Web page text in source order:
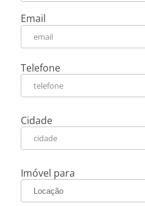
Email
Telefone
Cidade
Imóvel para